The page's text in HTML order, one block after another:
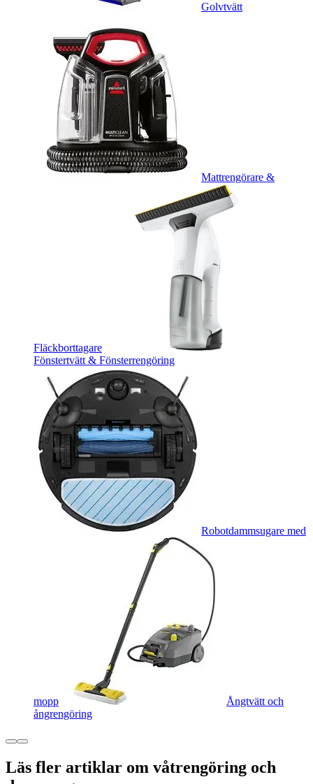
Golvtvätt
Mattrengörare &
Fläckborttagare
Fönstertvätt & Fönsterrengöring
Robotdammsugare med
mopp
Ångtvätt och
ångrengöring
Läs fler artiklar om våtrengöring och